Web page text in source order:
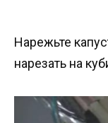
Нарежьте
нарезать на